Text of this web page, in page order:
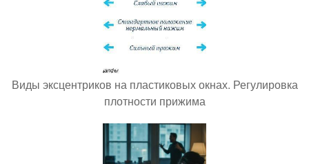
Виды эксцентриков на пластиковых окнах. Регулировка
плотности прижима